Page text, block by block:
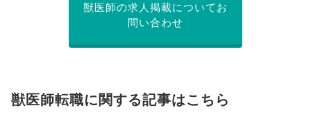
獣医師の求人掲載についてお
問い合わせ
獣医師転職に関する記事はこちら